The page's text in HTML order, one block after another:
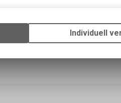
Funktionen unseres
zu ermöglichen. Bitte beachten
Individuell